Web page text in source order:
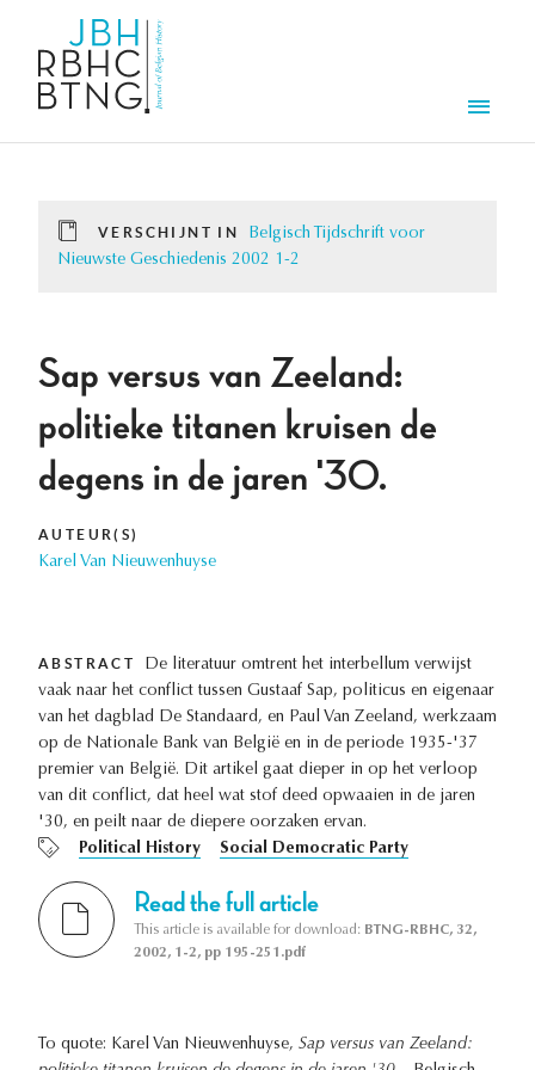
VERSCHIJNT IN
Belgisch Tijdschrift voor
Nieuwste Geschiedenis 2002 1-2
Sap versus van Zeeland:
politieke titanen kruisen de
degens in de jaren '30.
AUTEUR(S)
Karel Van Nieuwenhuyse
ABSTRACT
De literatuur omtrent het interbellum verwijst
vaak naar het conflict tussen Gustaaf Sap, politicus en eigenaar
van het dagblad De Standaard, en Paul Van Zeeland, werkzaam
op de Nationale Bank van België en in de periode 1935-'37
premier van België. Dit artikel gaat dieper in op het verloop
van dit conflict, dat heel wat stof deed opwaaien in de jaren
'30, en peilt naar de diepere oorzaken ervan.
Political History
Social Democratic Party
Read the full article
This article is available for download: BTNG-RBHC, 32,
2002, 1-2, pp 195-251.pdf
To quote: Karel Van Nieuwenhuyse, Sap versus van Zeeland: